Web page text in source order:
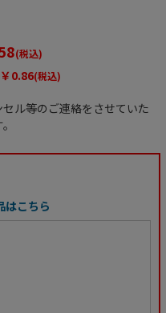
(税込)
￥0.86(税込)
ル等のご連絡をさせていた
はこちら